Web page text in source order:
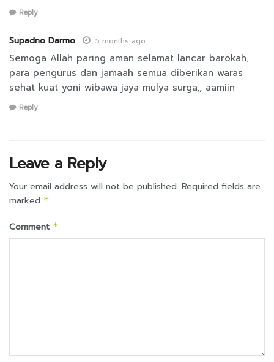
Reply
Supadno Darmo 5 months ago
Semoga Allah paring aman selamat lancar barokah,
para pengurus dan jamaah semua diberikan waras
sehat kuat yoni wibawa jaya mulya surga,, aamiin
Reply
Leave a Reply
Your email address will not be published. Required fields are
marked *
Comment *